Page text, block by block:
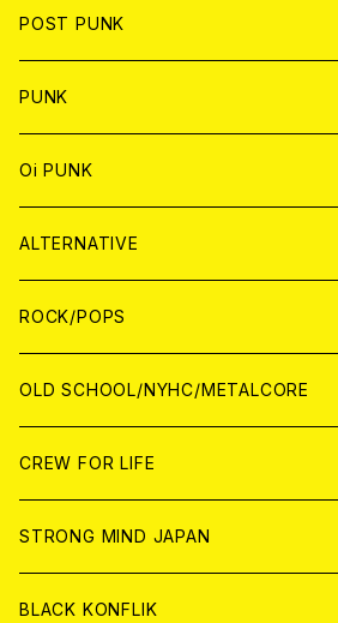
DIGITAL CONTENTS
ANALOG
JAPAN
CD
ANALOG
WORLD
CD
ANALOG
POST PUNK
CD
JAPAN
WORLD
ANALOG
JAPAN
WORLD
PUNK
JAPAN
CD
ANALOG
WORLD
CD
ANALOG
Oi PUNK
JAPAN
CD
ANALOG
WOLRD
CD
ANALOG
ALTERNATIVE
JAPAN
CD
ANALOG
WORLD
CD
ANALOG
ROCK/POPS
JAPAN
CD
ANALOG
WORLD
CD
ANALOG
OLD SCHOOL/NYHC/METALCORE
JAPAN
CD
ANALOG
WORLD
CD
CREW FOR LIFE
STRONG MIND JAPAN
BLACK KONFLIK